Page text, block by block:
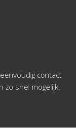
contact
zo snel mogelijk.